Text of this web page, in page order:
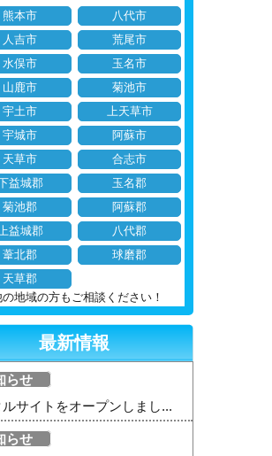
熊本市
八代市
人吉市
荒尾市
水俣市
玉名市
山鹿市
菊池市
宇土市
上天草市
宇城市
阿蘇市
天草市
合志市
益城郡
玉名郡
菊池郡
阿蘇郡
上益城郡
八代郡
葦北郡
球磨郡
天草郡
の地域の方もご相談ください！
最新情報
らせ
ルサイトをオープンしまし...
らせ